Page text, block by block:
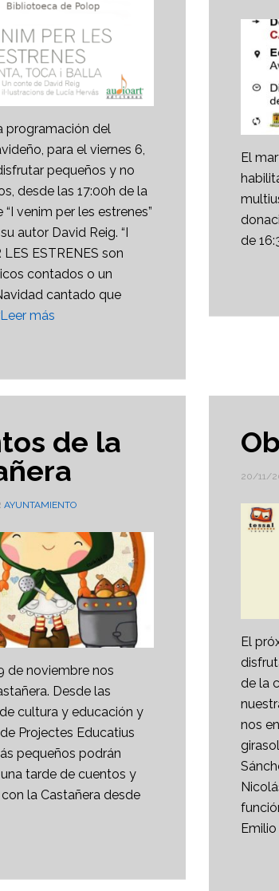
programación del
para el viernes 6,
pequeños y no
desde las 17:00h de la
venim per les estrenes”
autor David Reig. “I
LES ESTRENES son
contados o un
cantado que
Leer más
El
de
de la
AYUNTAMIENTO
de noviembre nos
Desde las
cultura y educación y
Projectes Educatius
pequeños podrán
tarde de cuentos y
la Castañera desde
20/11/
El
de la
nos